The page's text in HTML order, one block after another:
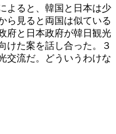
よると、韓国と日本は少
ら見ると両国は似ている
府と日本政府が韓日観光
けた案を話し合った。３
交流だ。どういうわけな